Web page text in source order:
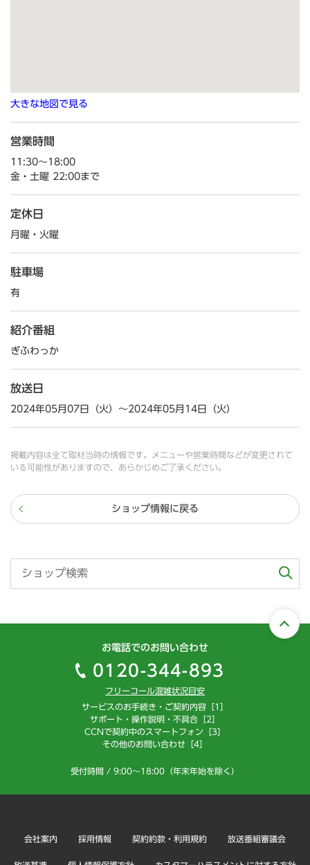
大きな地図で見る
営業時間
11:30～18:00
金・土曜 22:00まで
定休日
月曜・火曜
駐車場
有
紹介番組
ぎふわっか
放送日
2024年05月07日（火）～2024年05月14日（火）
掲載内容は全て取材当時の情報です。メニューや営業時間などが変更されて
いる可能性がありますので、あらかじめご了承ください。
ショップ情報に戻る
お電話でのお問い合わせ
0120-344-893
フリーコール混雑状況目安
サービスのお手続き・ご契約内容［1］
サポート・操作説明・不具合［2］
CCNで契約中のスマートフォン［3］
その他のお問い合わせ［4］
受付時間 / 9:00～18:00（年末年始を除く）
会社案内 採用情報 契約約款・利用規約 放送番組審議会